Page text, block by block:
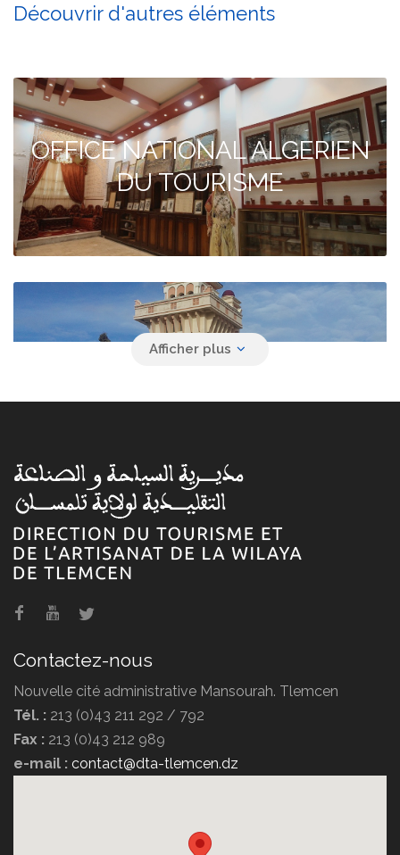
Découvrir d'autres éléments
OFFICE NATIONAL ALGERIEN
DU TOURISME
Agence de voyage YACINE
Agence de voyage POMARIA
Agence de voyage DIPLOMATE
Contactez-nous
Nouvelle cité administrative Mansourah. Tlemcen
Tél. : 213 (0)43 211 292 / 792
Fax : 213 (0)43 212 989
e-mail : contact@dta-tlemcen.dz